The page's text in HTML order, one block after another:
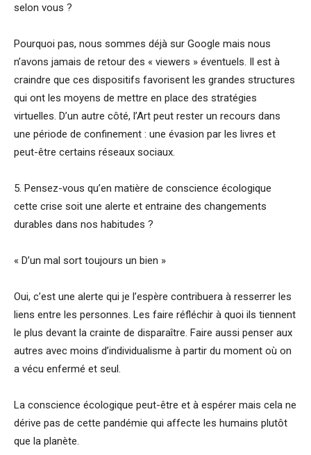
selon vous ?
Pourquoi pas, nous sommes déjà sur Google mais nous
n’avons jamais de retour des « viewers » éventuels. Il est à
craindre que ces dispositifs favorisent les grandes structures
qui ont les moyens de mettre en place des stratégies
virtuelles. D’un autre côté, l’Art peut rester un recours dans
une période de confinement : une évasion par les livres et
peut-être certains réseaux sociaux.
5. Pensez-vous qu’en matière de conscience écologique
cette crise soit une alerte et entraine des changements
durables dans nos habitudes ?
« D’un mal sort toujours un bien »
Oui, c’est une alerte qui je l’espère contribuera à resserrer les
liens entre les personnes. Les faire réfléchir à quoi ils tiennent
le plus devant la crainte de disparaître. Faire aussi penser aux
autres avec moins d’individualisme à partir du moment où on
a vécu enfermé et seul.
La conscience écologique peut-être et à espérer mais cela ne
dérive pas de cette pandémie qui affecte les humains plutôt
que la planète.